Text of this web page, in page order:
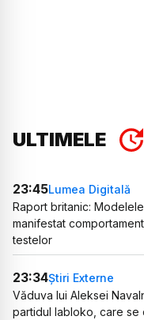
ULTIMELE
23:45Lumea Digitală
Raport britanic:
manifestat
testelor
23:34Știri Externe
Văduva lui Aleksei
partidul Iabloko, care se